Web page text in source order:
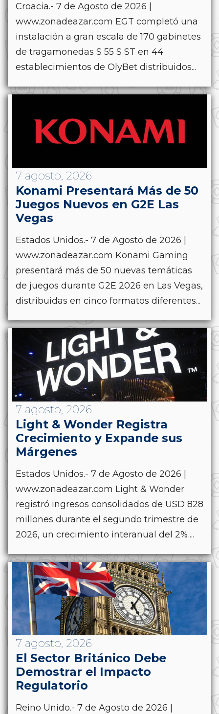
Croacia.- 7 de Agosto de 2026 |
www.zonadeazar.com EGT completó una
instalación a gran escala de 170 gabinetes
de tragamonedas S 55 S ST en 44
establecimientos de OlyBet distribuidos...
7 agosto, 2026
Konami Presentará Más de 50
Juegos Nuevos en G2E Las
Vegas
Estados Unidos.- 7 de Agosto de 2026 |
www.zonadeazar.com Konami Gaming
presentará más de 50 nuevas temáticas
de juegos durante G2E 2026 en Las Vegas,
distribuidas en cinco formatos diferentes...
7 agosto, 2026
Light & Wonder Registra
Crecimiento y Expande sus
Márgenes
Estados Unidos.- 7 de Agosto de 2026 |
www.zonadeazar.com Light & Wonder
registró ingresos consolidados de USD 828
millones durante el segundo trimestre de
2026, un crecimiento interanual del 2%....
7 agosto, 2026
El Sector Británico Debe
Demostrar el Impacto
Regulatorio
Reino Unido.- 7 de Agosto de 2026 |